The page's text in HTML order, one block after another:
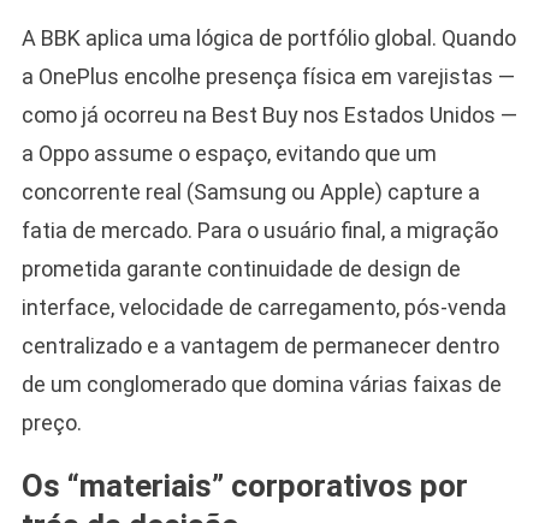
A BBK aplica uma lógica de portfólio global. Quando
a OnePlus encolhe presença física em varejistas —
como já ocorreu na Best Buy nos Estados Unidos —
a Oppo assume o espaço, evitando que um
concorrente real (Samsung ou Apple) capture a
fatia de mercado. Para o usuário final, a migração
prometida garante continuidade de design de
interface, velocidade de carregamento, pós-venda
centralizado e a vantagem de permanecer dentro
de um conglomerado que domina várias faixas de
preço.
Os “materiais” corporativos por